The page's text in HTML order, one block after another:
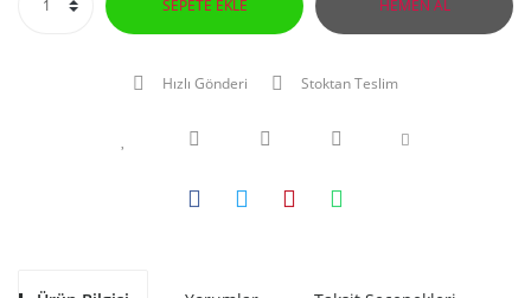
SEPETE EKLE HEMEN AL
Hızlı Gönderi Stoktan Teslim